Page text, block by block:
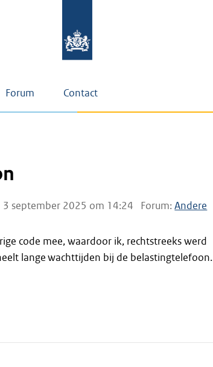
Forum Contact
3 september 2025 om 14:24 Forum:Andere
code mee, waardoor ik, rechtstreeks werd
lange wachttijden bij de belastingtelefoon.